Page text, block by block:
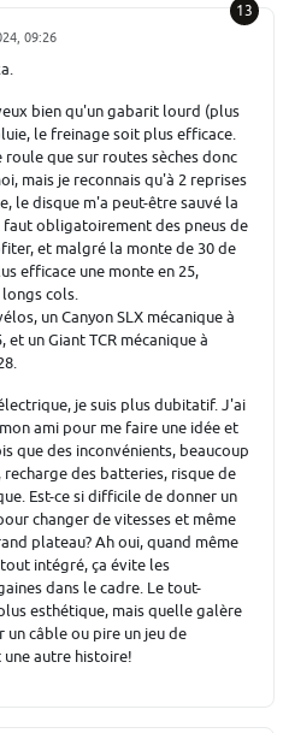
13
09:26
bien qu'un gabarit lourd (plus
le freinage soit plus efficace.
roule que sur routes sèches donc
mais je reconnais qu'à 2 reprises
le disque m'a peut-être sauvé la
faut obligatoirement des pneus de
et malgré la monte de 30 de
efficace une monte en 25,
cols.
un Canyon SLX mécanique à
et un Giant TCR mécanique à
je suis plus dubitatif. J'ai
ami pour me faire une idée et
que des inconvénients, beaucoup
des batteries, risque de
Est-ce si difficile de donner un
changer de vitesses et même
plateau? Ah oui, quand même
intégré, ça évite les
dans le cadre. Le tout-
esthétique, mais quelle galère
câble ou pire un jeu de
autre histoire!